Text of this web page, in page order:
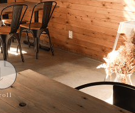
スタッフ
よくある質問
ブログ
ニュース